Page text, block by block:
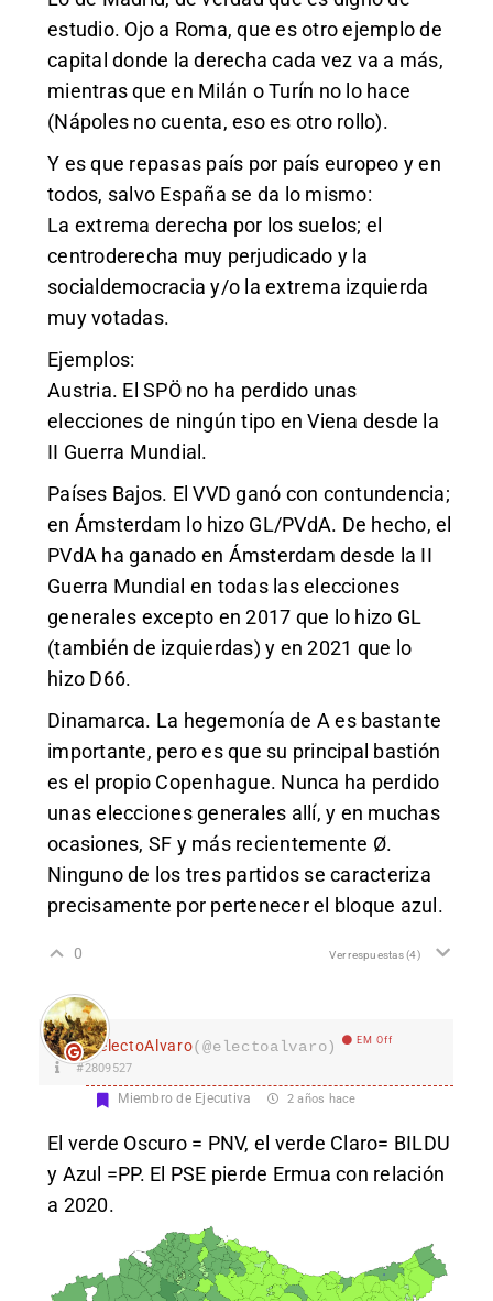
estudio. Ojo a Roma, que es otro ejemplo de
capital donde la derecha cada vez va a más,
mientras que en Milán o Turín no lo hace
(Nápoles no cuenta, eso es otro rollo).
Y es que repasas país por país europeo y en
todos, salvo España se da lo mismo:
La extrema derecha por los suelos; el
centroderecha muy perjudicado y la
socialdemocracia y/o la extrema izquierda
muy votadas.
Ejemplos:
Austria. El SPÖ no ha perdido unas
elecciones de ningún tipo en Viena desde la
II Guerra Mundial.
Países Bajos. El VVD ganó con contundencia;
en Ámsterdam lo hizo GL/PVdA. De hecho, el
PVdA ha ganado en Ámsterdam desde la II
Guerra Mundial en todas las elecciones
generales excepto en 2017 que lo hizo GL
(también de izquierdas) y en 2021 que lo
hizo D66.
Dinamarca. La hegemonía de A es bastante
importante, pero es que su principal bastión
es el propio Copenhague. Nunca ha perdido
unas elecciones generales allí, y en muchas
ocasiones, SF y más recientemente Ø.
Ninguno de los tres partidos se caracteriza
precisamente por pertenecer el bloque azul.
0 Ver respuestas(4)
electoAlvaro(@electoalvaro) EM Off
#2809527
Miembro de Ejecutiva 2 años hace
El verde Oscuro = PNV, el verde Claro= BILDU
y Azul =PP. El PSE pierde Ermua con relación
a 2020.